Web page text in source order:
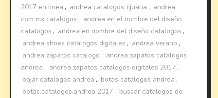
2017 en linea , andrea catalogos tijuana , andrea
com mx catalogos , andrea en el nombre del diseño
catalogos , andrea en nombre del diseño catalogos ,
andrea shoes catalogos digitales , andrea verano ,
andrea zapatos catalogo , andrea zapatos catalogos
andrea , andrea zapatos catalogos digitales 2017 ,
bajar catalogos andrea , botas catalogos andrea ,
botas.catalogos.andrea 2017 , buscar catalogos de